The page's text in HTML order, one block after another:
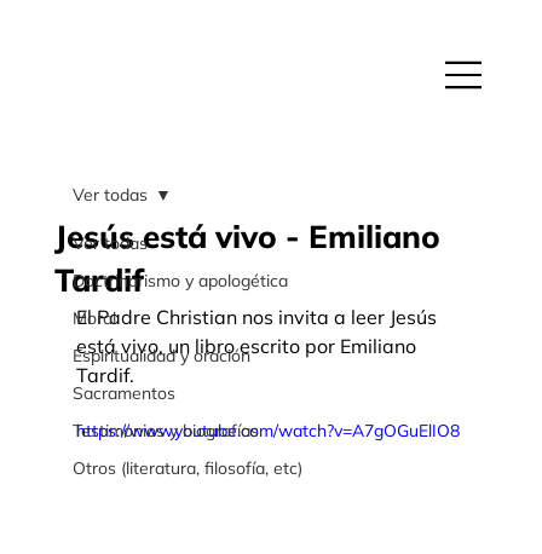
Ver todas
Doctrinarismo y apologética
Moral
Espiritualidad y oración
Sacramentos
Testimonios y biografías
Otros (literatura, filosofía, etc)
Ver todas
Jesús está vivo - Emiliano
Tardif
El Padre Christian nos invita a leer Jesús
está vivo, un libro escrito por Emiliano
Tardif.
https://www.youtube.com/watch?v=A7gOGuElIO8